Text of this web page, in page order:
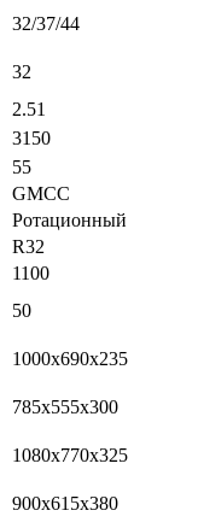
32/37/44
32
2.51
3150
55
GMCC
Ротационный
R32
1100
50
1000x690x235
785x555x300
1080x770x325
900x615x380